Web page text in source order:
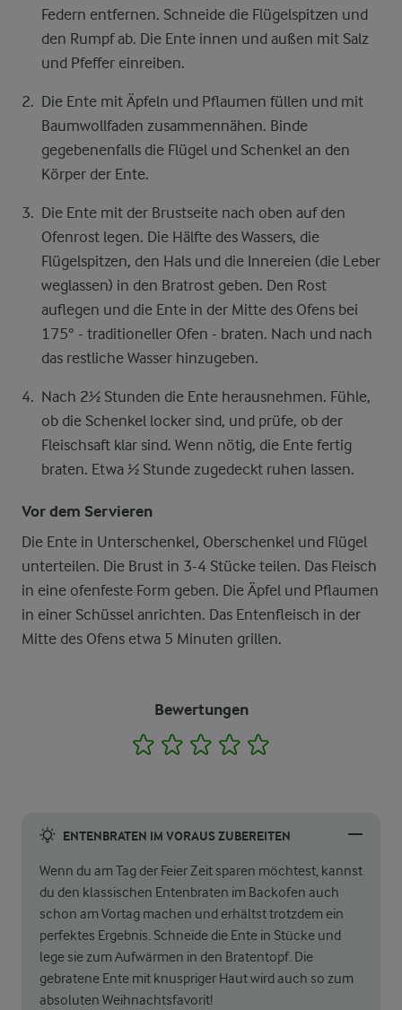
Federn entfernen. Schneide die Flügelspitzen und
den Rumpf ab. Die Ente innen und außen mit Salz
und Pfeffer einreiben.
Die Ente mit Äpfeln und Pflaumen füllen und mit
Baumwollfaden zusammennähen. Binde
gegebenenfalls die Flügel und Schenkel an den
Körper der Ente.
Die Ente mit der Brustseite nach oben auf den
Ofenrost legen. Die Hälfte des Wassers, die
Flügelspitzen, den Hals und die Innereien (die Leber
weglassen) in den Bratrost geben. Den Rost
auflegen und die Ente in der Mitte des Ofens bei
175° - traditioneller Ofen - braten. Nach und nach
das restliche Wasser hinzugeben.
Nach 2½ Stunden die Ente herausnehmen. Fühle,
ob die Schenkel locker sind, und prüfe, ob der
Fleischsaft klar sind. Wenn nötig, die Ente fertig
braten. Etwa ½ Stunde zugedeckt ruhen lassen.
Vor dem Servieren
Die Ente in Unterschenkel, Oberschenkel und Flügel
unterteilen. Die Brust in 3-4 Stücke teilen. Das Fleisch
in eine ofenfeste Form geben. Die Äpfel und Pflaumen
in einer Schüssel anrichten. Das Entenfleisch in der
Mitte des Ofens etwa 5 Minuten grillen.
Bewertungen
1 2 3 4
ENTENBRATEN IM VORAUS ZUBEREITEN
Wenn du am Tag der Feier Zeit sparen möchtest, kannst
du den klassischen Entenbraten im Backofen auch
schon am Vortag machen und erhältst trotzdem ein
perfektes Ergebnis. Schneide die Ente in Stücke und
lege sie zum Aufwärmen in den Bratentopf. Die
gebratene Ente mit knuspriger Haut wird auch so zum
absoluten Weihnachtsfavorit!